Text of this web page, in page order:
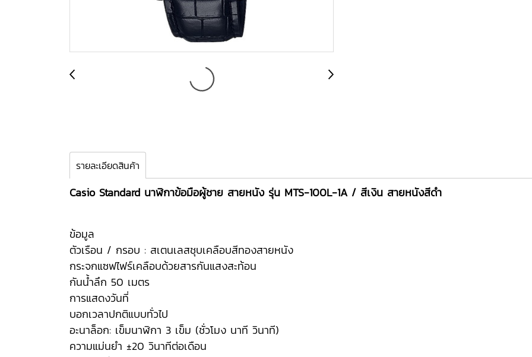
รายละเอียดสินค้า
Casio Standard นาฬิกาข้อมือผู้ชาย สายหนัง รุ่น MTS-100L-1A / สีเงิน สายหนังสีดำ
ข้อมูล
ตัวเรือน / กรอบ : สเตนเลสชุบเคลือบสีทองสายหนัง
กระจกแซฟไฟร์เคลือบด้วยสารกันแสงสะท้อน
กันน้ำลึก 50 เมตร
การแสดงวันที่
บอกเวลาปกติแบบทั่วไป
อะนาล็อก: เข็มนาฬิกา 3 เข็ม (ชั่วโมง นาที วินาที)
ความแม่นยำ ±20 วินาทีต่อเดือน